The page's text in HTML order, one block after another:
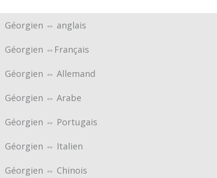
Géorgien ⇔ anglais
Géorgien ⇔Français
Géorgien ⇔ Allemand
Géorgien ⇔ Arabe
Géorgien ⇔ Portugais
Géorgien ⇔ Italien
Géorgien ⇔ Chinois